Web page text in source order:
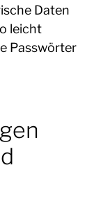
Daten
leicht
Passwörter